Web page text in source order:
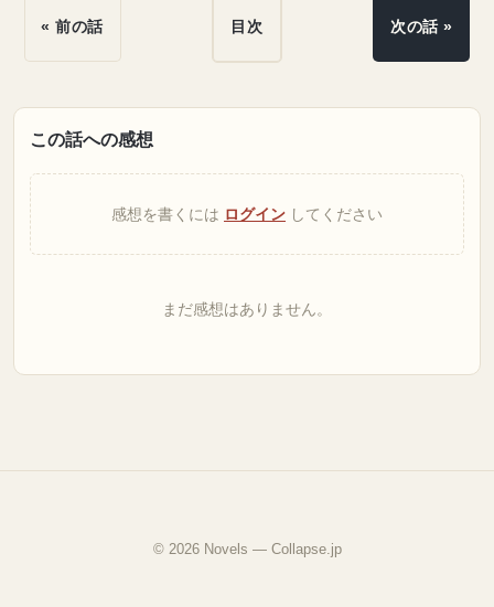
« 前の話 目次 次の話 »
この話への感想
感想を書くには ログイン してください
まだ感想はありません。
© 2026 Novels — Collapse.jp